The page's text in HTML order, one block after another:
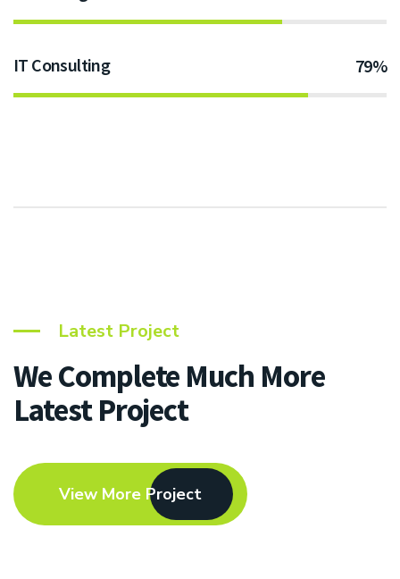
IT Consulting 79%
Latest Project
We Complete Much More
Latest Project
View More Project